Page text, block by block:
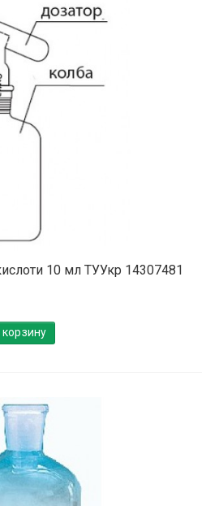
10 мл ТУУкр 14307481
корзину